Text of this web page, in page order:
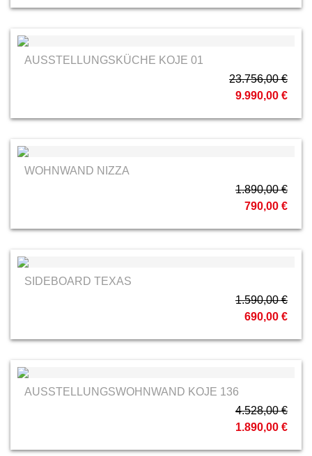
AUSSTELLUNGSKÜCHE KOJE 01
23.756,00 €
9.990,00 €
WOHNWAND NIZZA
1.890,00 €
790,00 €
SIDEBOARD TEXAS
1.590,00 €
690,00 €
AUSSTELLUNGSWOHNWAND KOJE 136
4.528,00 €
1.890,00 €